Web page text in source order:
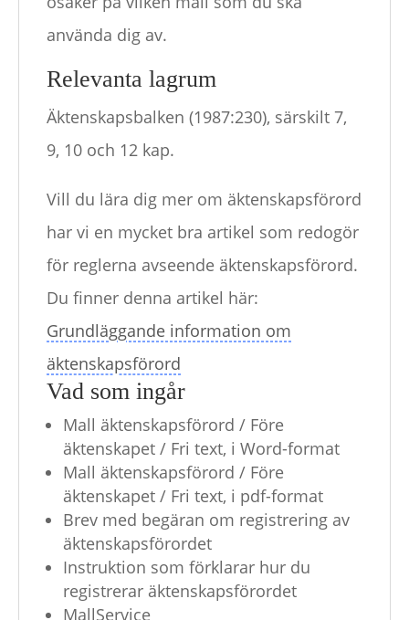
använda dig av.
Relevanta lagrum
Äktenskapsbalken (1987:230), särskilt 7,
9, 10 och 12 kap.
Vill du lära dig mer om äktenskapsförord
har vi en mycket bra artikel som redogör
för reglerna avseende äktenskapsförord.
Du finner denna artikel här:
Grundläggande information om
äktenskapsförord
Vad som ingår
Mall äktenskapsförord / Före
äktenskapet / Fri text, i Word-format
Mall äktenskapsförord / Före
äktenskapet / Fri text, i pdf-format
Brev med begäran om registrering av
äktenskapsförordet
Instruktion som förklarar hur du
registrerar äktenskapsförordet
MallService